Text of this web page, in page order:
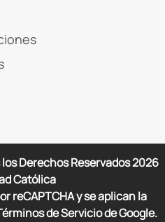
Derechos Reservados2026
Católica
reCAPTCHA y se aplican la
de Servicio de Google.